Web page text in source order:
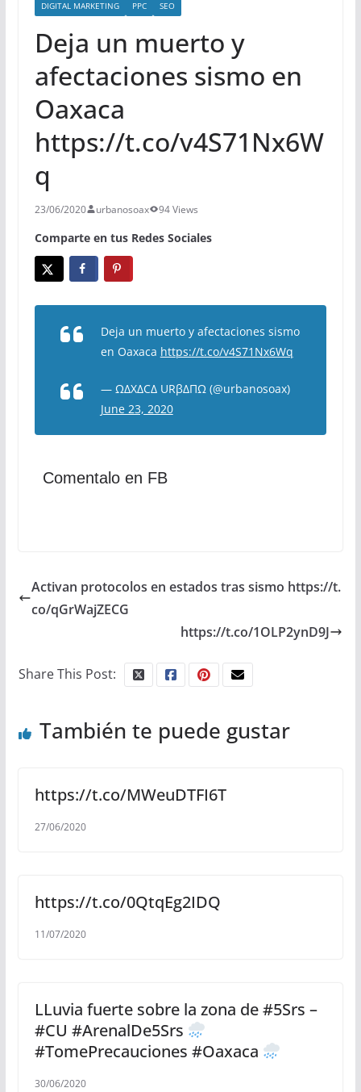
DIGITAL MARKETING PPC SEO
Deja un muerto y
afectaciones sismo en
Oaxaca
https://t.co/v4S71Nx6W
q
23/06/2020 urbanosoax 94 Views
Comparte en tus Redes Sociales
Deja un muerto y afectaciones sismo
en Oaxaca https://t.co/v4S71Nx6Wq
— ΩΔXΔCΔ URβΔΠΩ (@urbanosoax)
June 23, 2020
Comentalo en FB
Activan protocolos en estados tras sismo https://t.
co/qGrWajZECG
https://t.co/1OLP2ynD9J
Share This Post:
También te puede gustar
https://t.co/MWeuDTFI6T
27/06/2020
https://t.co/0QtqEg2IDQ
11/07/2020
LLuvia fuerte sobre la zona de #5Srs –
#CU #ArenalDe5Srs
#TomePrecauciones #Oaxaca
30/06/2020